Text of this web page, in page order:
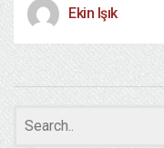
Ekin Işık